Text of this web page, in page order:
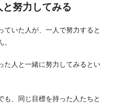
と努力してみる
ていた人が、一人で努力すると
た人と一緒に努力してみるとい
も、同じ目標を持った人たちと